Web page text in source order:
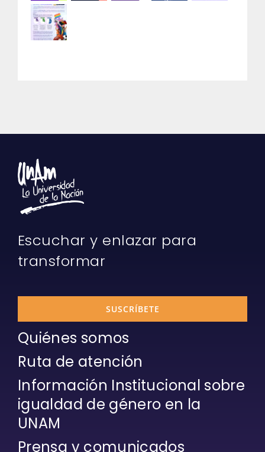
Escuchar y enlazar para
transformar
SUSCRÍBETE
Quiénes somos
Ruta de atención
Información Institucional sobre
igualdad de género en la
UNAM
Prensa y comunicados